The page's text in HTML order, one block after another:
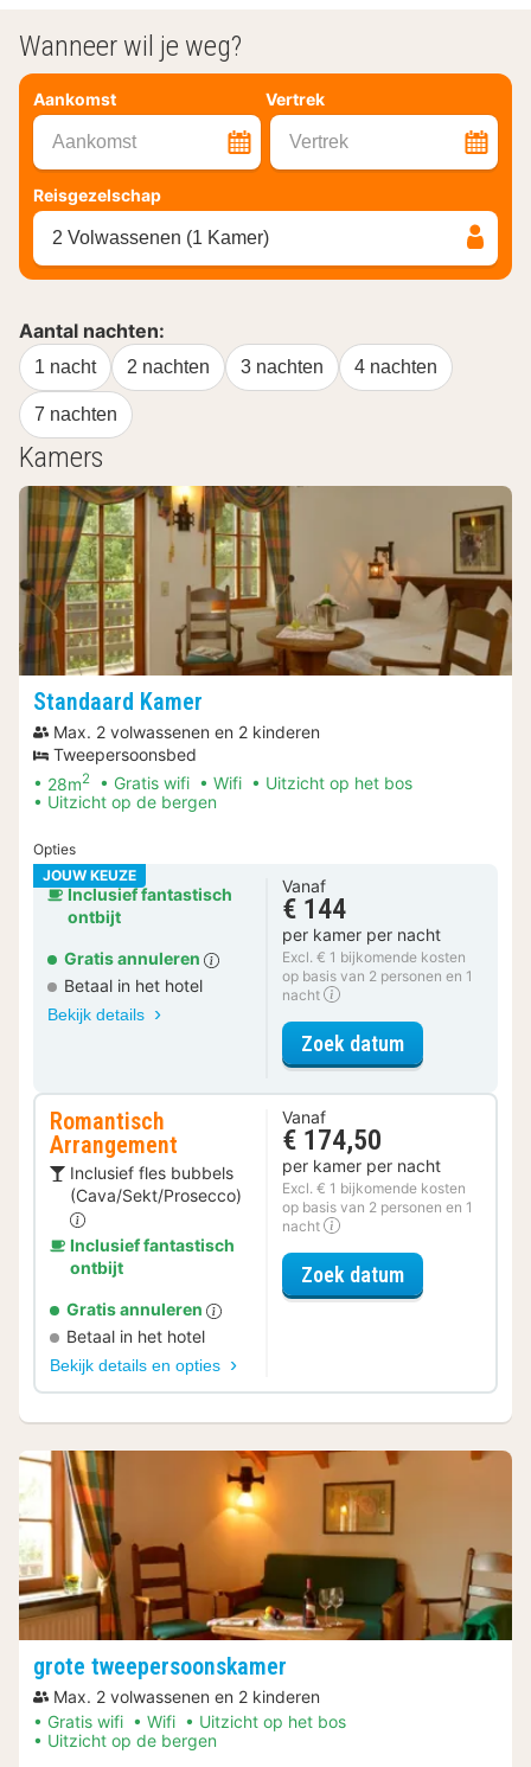
Wanneer wil je weg?
Aankomst Vertrek
Aankomst Vertrek
Reisgezelschap
2 Volwassenen (1 Kamer)
Aantal nachten:
1 nacht 2 nachten 3 nachten 4 nachten
7 nachten
Kamers
Standaard Kamer
Max. 2 volwassenen en 2 kinderen
Tweepersoonsbed
28m2 Gratis wifi Wifi
Uitzicht op het bos
Uitzicht op de bergen
Opties
JOUW KEUZE
Inclusief fantastisch
ontbijt
Gratis annuleren
Betaal in het hotel
Bekijk details
Vanaf
€ 144
per kamer per nacht
Excl. € 1 bijkomende kosten
op basis van 2 personen en 1
nacht
Zoek datumvoor
Romantisch
Arrangement
Inclusief fles bubbels
(Cava/Sekt/Prosecco)
Inclusief fantastisch
ontbijt
Gratis annuleren
Betaal in het hotel
Bekijk details en opties
Vanaf
€ 174,50
per kamer per nacht
Excl. € 1 bijkomende kosten
op basis van 2 personen en 1
nacht
Zoek datumvoor
grote tweepersoonskamer
Max. 2 volwassenen en 2 kinderen
Gratis wifi
Wifi
Uitzicht op het bos
Uitzicht op de bergen